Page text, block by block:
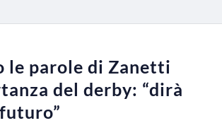
le parole di Zanetti
del derby: “dirà